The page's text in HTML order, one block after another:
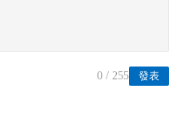
發表
0 / 255